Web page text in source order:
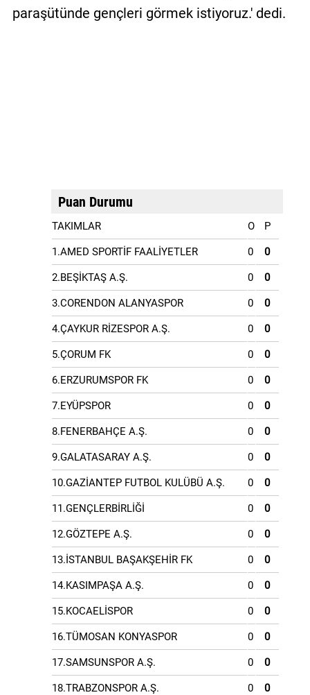
paraşütünde gençleri görmek istiyoruz.' dedi.
Puan Durumu
TAKIMLAR O P
1.AMED SPORTİF FAALİYETLER 0 0
2.BEŞİKTAŞ A.Ş. 0 0
3.CORENDON ALANYASPOR 0 0
4.ÇAYKUR RİZESPOR A.Ş. 0 0
5.ÇORUM FK 0 0
6.ERZURUMSPOR FK 0 0
7.EYÜPSPOR 0 0
8.FENERBAHÇE A.Ş. 0 0
9.GALATASARAY A.Ş. 0 0
10.GAZİANTEP FUTBOL KULÜBÜ A.Ş. 0 0
11.GENÇLERBİRLİĞİ 0 0
12.GÖZTEPE A.Ş. 0 0
13.İSTANBUL BAŞAKŞEHİR FK 0 0
14.KASIMPAŞA A.Ş. 0 0
15.KOCAELİSPOR 0 0
16.TÜMOSAN KONYASPOR 0 0
17.SAMSUNSPOR A.Ş. 0 0
18.TRABZONSPOR A.Ş. 0 0